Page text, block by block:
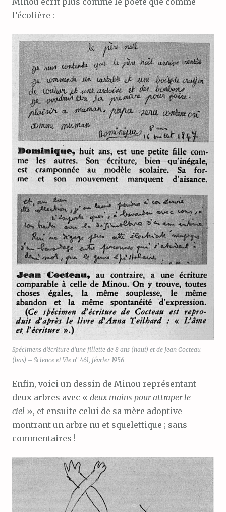
l’écolière :
Spécimens d’écriture d’une fillette de 8 ans (haut) et de Jean Cocteau
(bas) – Science et Vie n° 461, février 1956
Enfin, voici un dessin de Minou représentant
deux arbres avec « deux mains pour attraper le
ciel », et ensuite celui de sa mère adoptive
montrant un arbre nu et squelettique ; sans
commentaires !